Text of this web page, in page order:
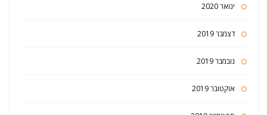
ינואר 2020
דצמבר 2019
נובמבר 2019
אוקטובר 2019